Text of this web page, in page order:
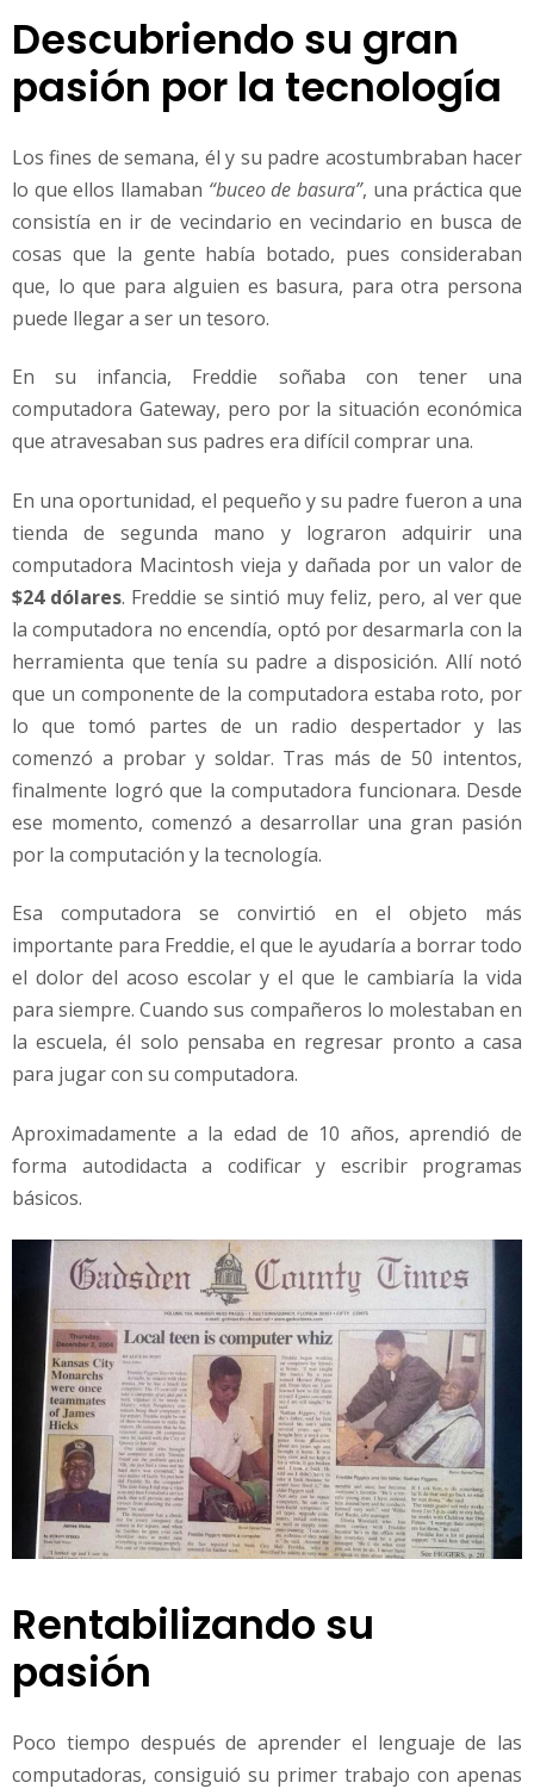
Descubriendo su gran
pasión por la tecnología
Los fines de semana, él y su padre acostumbraban hacer
lo que ellos llamaban “buceo de basura”, una práctica que
consistía en ir de vecindario en vecindario en busca de
cosas que la gente había botado, pues consideraban
que, lo que para alguien es basura, para otra persona
puede llegar a ser un tesoro.
En su infancia, Freddie soñaba con tener una
computadora Gateway, pero por la situación económica
que atravesaban sus padres era difícil comprar una.
En una oportunidad, el pequeño y su padre fueron a una
tienda de segunda mano y lograron adquirir una
computadora Macintosh vieja y dañada por un valor de
$24 dólares. Freddie se sintió muy feliz, pero, al ver que
la computadora no encendía, optó por desarmarla con la
herramienta que tenía su padre a disposición. Allí notó
que un componente de la computadora estaba roto, por
lo que tomó partes de un radio despertador y las
comenzó a probar y soldar. Tras más de 50 intentos,
finalmente logró que la computadora funcionara. Desde
ese momento, comenzó a desarrollar una gran pasión
por la computación y la tecnología.
Esa computadora se convirtió en el objeto más
importante para Freddie, el que le ayudaría a borrar todo
el dolor del acoso escolar y el que le cambiaría la vida
para siempre. Cuando sus compañeros lo molestaban en
la escuela, él solo pensaba en regresar pronto a casa
para jugar con su computadora.
Aproximadamente a la edad de 10 años, aprendió de
forma autodidacta a codificar y escribir programas
básicos.
Rentabilizando su
pasión
Poco tiempo después de aprender el lenguaje de las
computadoras, consiguió su primer trabajo con apenas